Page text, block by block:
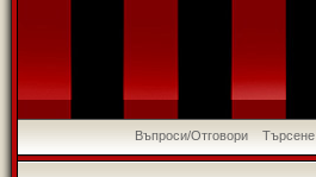
Въпроси/Отговори Търсене